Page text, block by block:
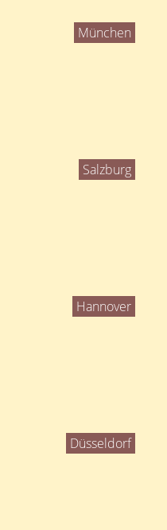
München
Salzburg
Hannover
Düsseldorf